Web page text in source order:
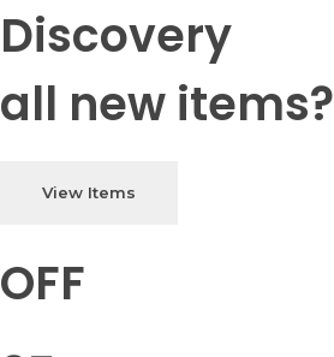
Discovery
all new items?
View Items
OFF